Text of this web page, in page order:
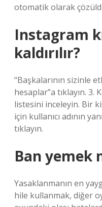
otomatik olarak
Instagram
kaldırılır?
“Başkalarının sizinle
hesaplar”a tıklayın. 3.
listesini inceleyin. Bir
için kullanıcı adının
tıklayın.
Ban yemek
Yasaklanmanın en
hile kullanmak, diğer